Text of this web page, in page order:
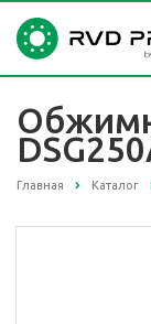
Главная Каталог